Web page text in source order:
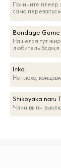
Почините плеер
само
Bondage Game
Нашёлся тут
любитель бсдм,я
Inko
Неплохо,
Shikoyaka naru
Члин выпн